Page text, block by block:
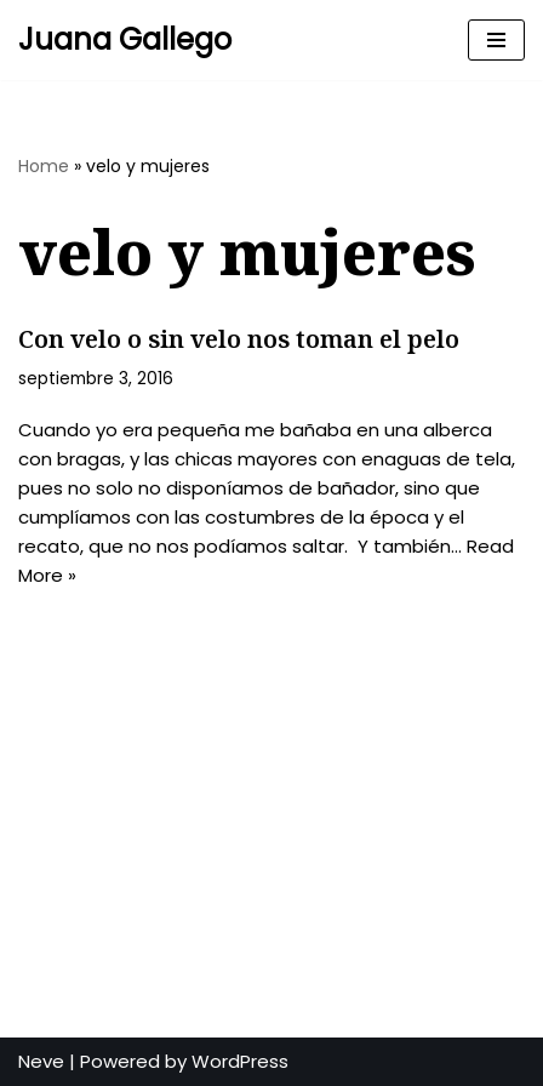
Juana Gallego
Home » velo y mujeres
velo y mujeres
Con velo o sin velo nos toman el pelo
septiembre 3, 2016
Cuando yo era pequeña me bañaba en una alberca
con bragas, y las chicas mayores con enaguas de tela,
pues no solo no disponíamos de bañador, sino que
cumplíamos con las costumbres de la época y el
recato, que no nos podíamos saltar. Y también… Read
More »
Neve | Powered byWordPress